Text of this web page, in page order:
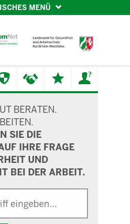
MENÜ
BERATEN.
SIE DIE
IHRE FRAGE
UND
BEI DER ARBEIT.